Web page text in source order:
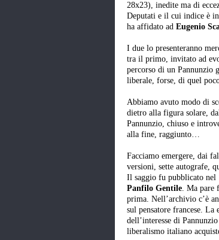
28x23), inedite ma di
Deputati e il cui indice è
ha affidato ad Eugenio
I due lo presenteranno
tra il primo, invitato ad
percorso di un Pannunzio
liberale, forse, di quel
Abbiamo avuto modo di
dietro alla figura solare,
Pannunzio, chiuso e
alla fine, raggiunto…
Facciamo emergere, dai
versioni, sette autografe,
Il saggio fu pubblicato nel
Panfilo Gentile. Ma pare
prima. Nell’archivio c’è
sul pensatore francese.
dell’interesse di
liberalismo italiano